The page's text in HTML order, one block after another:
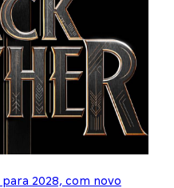
2028, com novo